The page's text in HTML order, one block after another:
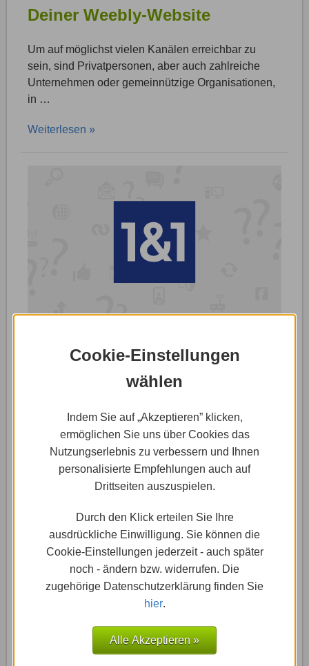
Cookie-Einstellungen
wählen
Indem Sie auf „Akzeptieren” klicken,
ermöglichen Sie uns über Cookies das
Nutzungserlebnis zu verbessern und Ihnen
personalisierte Empfehlungen auch auf
Drittseiten auszuspielen.
Durch den Klick erteilen Sie Ihre
ausdrückliche Einwilligung. Sie können die
Cookie-Einstellungen jederzeit - auch später
noch - ändern bzw. widerrufen. Die
zugehörige Datenschutzerklärung finden Sie
hier.
Alle Akzeptieren »
Deiner Weebly-Website
Um auf möglichst vielen Kanälen erreichbar zu
sein, sind Privatpersonen, aber auch zahlreiche
Unternehmen oder gemeinnützige Organisationen,
in …
Weiterlesen »
So erstellst du ein Gästebuch
mit 1&1 Ionos
Sei es die Website eines Hotels, einer
Ferienwohnung oder eine Hochzeitshomepage – in
vielen Fällen ist ein in …